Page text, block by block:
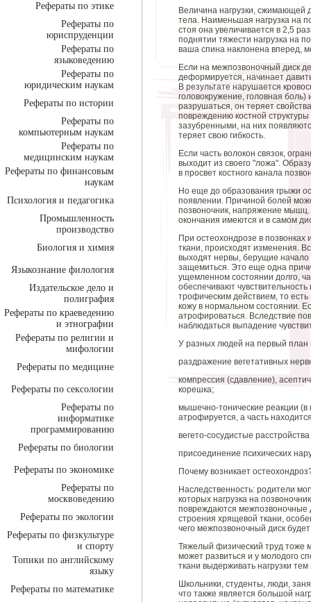
Рефераты по этике
Рефераты по
юриспруденции
Рефераты по
языковедению
Рефераты по
юридическим наукам
Рефераты по истории
Рефераты по
компьютерным наукам
Рефераты по
медицинским наукам
Рефераты по финансовым
наукам
Психология и педагогика
Промышленность
производство
Биология и химия
Языкознание филология
Издательское дело и
полиграфия
Рефераты по краеведению
и этнографии
Рефераты по религии и
мифологии
Рефераты по медицине
Рефераты по сексологии
Рефераты по
информатике
программированию
Рефераты по биологии
Рефераты по экономике
Рефераты по
москвоведению
Рефераты по экологии
Рефераты по физкультуре
и спорту
Топики по английскому
языку
Рефераты по математике
Величина нагрузки, сжимающей
тела. Наименьшая нагрузка на
стоя она увеличивается в 2,5
поднятии тяжести нагрузка на
ваша спина наклонена вперед,
Если на межпозвоночный диск
деформируется, начинает
В результате нарушается
головокружение, головная
разрушаться, он теряет
повреждению костной
зазубренными, на них
теряет свою гибкость.
Если часть волокон связок,
выходит из своего "ложа".
в просвет костного канала
Но еще до образования грыжи
появлении. Причиной болей
позвоночник, напряжение
окончания имеются и в самом
При остеохондрозе в
ткани, происходят изменения.
выходят нервы, берущие начало
защемиться. Это еще одна
ущемленном состоянии долго,
обеспечивают
трофическим действием, то
кожу в нормальном состоянии.
атрофироваться. Вследствие
наблюдаться выпадение
У разных людей на первый
раздражение вегетативных
компрессия (сдавление),
корешка;
мышечно-тонические реакции
атрофируется, а часть
вегето-сосудистые
присоединение психических
Почему возникает
Наследственность: родители
которых нагрузка на
повреждаются межпозвоночные
строения хрящевой ткани,
чего межпозвоночный диск
Тяжелый физический труд тоже
может развиться и у молодого
ткани выдерживать нагрузки
Школьники, студенты, люди,
что также является большой